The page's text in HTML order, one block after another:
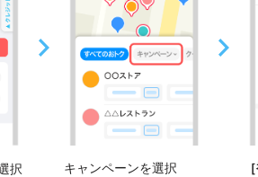
択 キャンペーンを選択